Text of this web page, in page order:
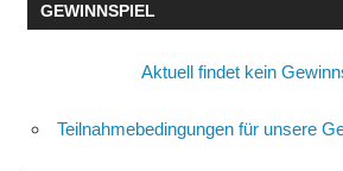
GEWINNSPIEL
Aktuell findet kein
Teilnahmebedingungen für unsere